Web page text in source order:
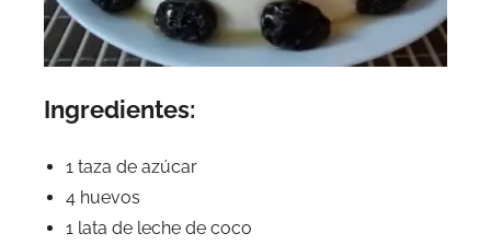
Ingredientes:
1 taza de azúcar
4 huevos
1 lata de leche de coco